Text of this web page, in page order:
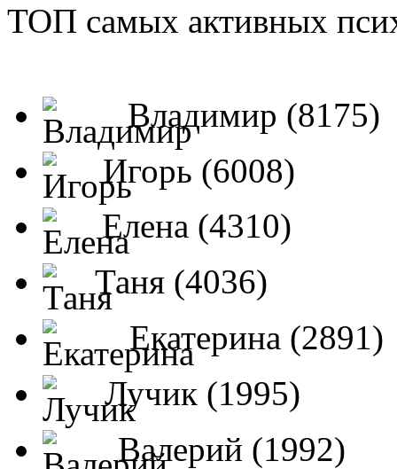
ТОП самых активных
Владимир (8175)
Игорь (6008)
Елена (4310)
Таня (4036)
Екатерина (2891)
Лучик (1995)
Валерий (1992)